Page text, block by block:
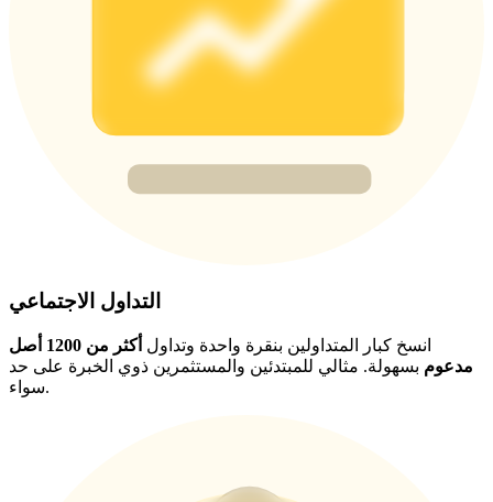
BTC Welcome Rewards
Share 500000 CASHCAT prize pool
Register & Trade to Win 500,000 USDT
التداول الاجتماعي
انسخ كبار المتداولين بنقرة واحدة وتداول
أكثر من 1200 أصل
مدعوم بسهولة. مثالي للمبتدئين والمستثمرين ذوي الخبرة على حد
سواء.